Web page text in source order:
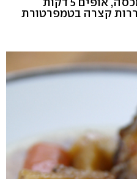
קצרה בטמפרטורת